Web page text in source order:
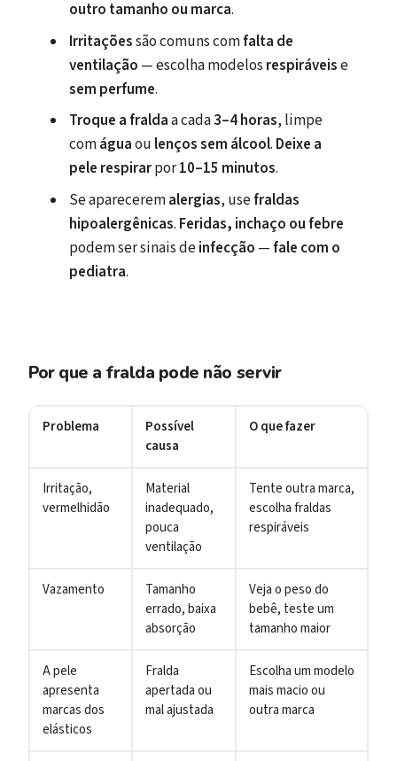
outro tamanho ou marca.
Irritaçõessão comuns comfalta de
ventilação — escolha modelos respiráveise
sem perfume.
Troque a fraldaa cada3–4 horas, limpe
comáguaou lenços sem álcool. Deixe a
pele respirarpor10–15 minutos.
Se apareceremalergias, usefraldas
hipoalergênicas. Feridas, inchaço ou febre
podem ser sinais deinfecção —fale com o
pediatra.
Por que a fralda pode não servir
Problema
Possível
causa
O que fazer
Irritação,
vermelhidão
Material
inadequado,
pouca
ventilação
Tente outra marca,
escolha fraldas
respiráveis
Vazamento
Tamanho
errado, baixa
absorção
Veja o peso do
bebê, teste um
tamanho maior
A pele
apresenta
marcas dos
elásticos
Fralda
apertada ou
mal ajustada
Escolha um modelo
mais macio ou
outra marca